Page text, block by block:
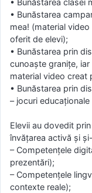
• Bunăstarea
mea! (material
oferit de elevi);
• Bunăstarea prin
cunoaște granițe, iar
material video creat
• Bunăstarea prin
– jocuri
Elevii au dovedit
învățarea activă și
– Competențele
prezentări);
– Competențele
contexte reale);